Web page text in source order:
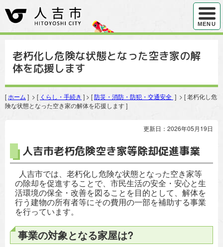
ハンバ
MENU
老朽化し危険な状態となった空き家の解
体を応援します
[ ホーム ] > [ くらし・手続き ] > [防災・消防・防犯・交通安全 ] > [ 老朽化し危
険な状態となった空き家の解体を応援します ]
更新日：2026年05月19日
人吉市老朽危険空き家等除却促進事業
人吉市では、老朽化し危険な状態となった空き家等
の除却を促進することで、市民生活の安全・安心と生
活環境の保全・改善を図ることを目的として、解体を
行う建物の所有者等にその費用の一部を補助する事業
を行っています。
事業の対象となる家屋は?